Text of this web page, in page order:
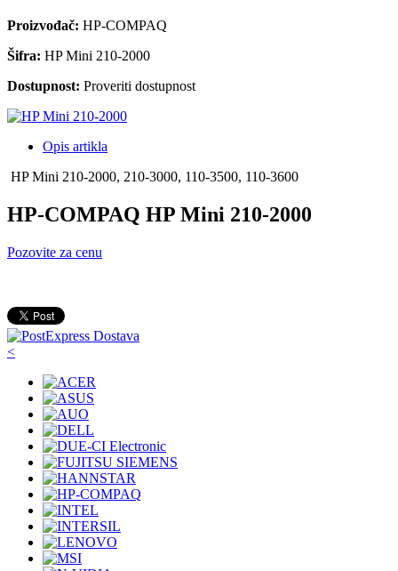
Proizvođač: HP-COMPAQ
Šifra: HP Mini 210-2000
Dostupnost: Proveriti dostupnost
Opis artikla
HP Mini 210-2000, 210-3000, 110-3500, 110-3600
HP-COMPAQ HP Mini 210-2000
Pozovite za cenu
<